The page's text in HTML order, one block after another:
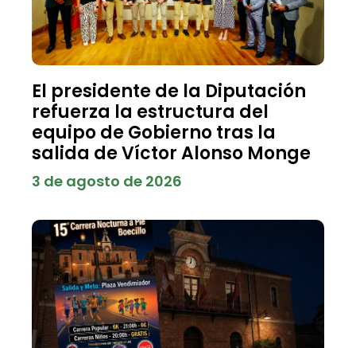
El presidente de la Diputación
refuerza la estructura del
equipo de Gobierno tras la
salida de Víctor Alonso Monge
3 de agosto de 2026